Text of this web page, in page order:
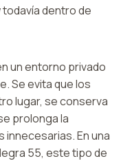
todavía dentro de
un entorno privado
Se evita que los
lugar, se conserva
prolonga la
En una
55, este tipo de